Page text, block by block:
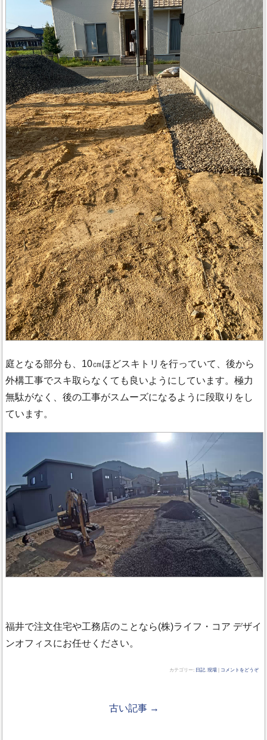
庭となる部分も、10㎝ほどスキトリを行っていて、後から
外構工事でスキ取らなくても良いようにしています。極力
無駄がなく、後の工事がスムーズになるように段取りをし
ています。
福井で注文住宅や工務店のことなら(株)ライフ・コア デザイ
ンオフィスにお任せください。
カテゴリー: 日記, 現場 コメントをどうぞ
古い記事 →